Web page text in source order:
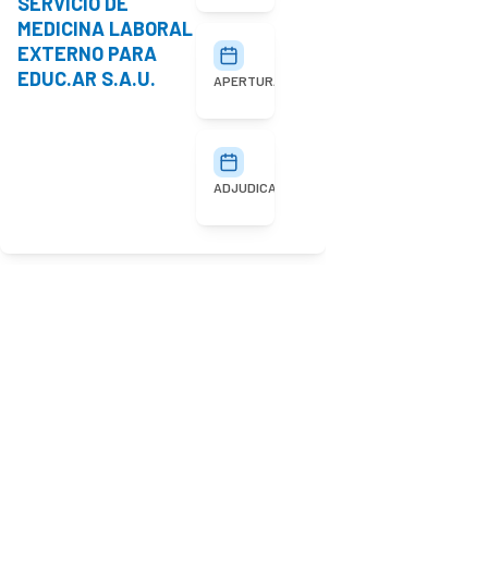
MEDICINA LABORAL
EXTERNO PARA
EDUC.AR S.A.U.
APERTURA
ADJUDICACIÓN